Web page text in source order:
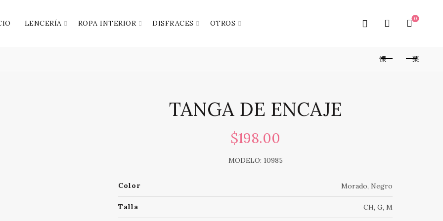
LENCERÍA ROPA INTERIOR DISFRACES OTROS
0
TANGA DE ENCAJE
$198.00
MODELO: 10985
Color Morado, Negro
Talla CH, G, M